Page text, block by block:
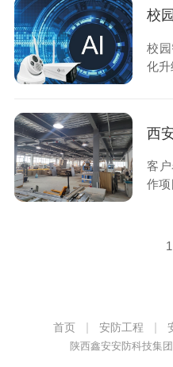
校
化
客
作
1
首页 安防工程
陕西鑫安安防科技集